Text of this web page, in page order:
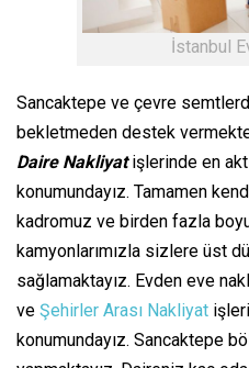
İstanbul
Sancaktepe ve çevre
bekletmeden destek
Daire Nakliyatişlerinde en
konumundayız. Tamamen
kadromuz ve birden fazla
kamyonlarımızla sizlere üst
sağlamaktayız. Evden eve
ve Şehirler Arası Nakliyat
konumundayız. Sancaktepe